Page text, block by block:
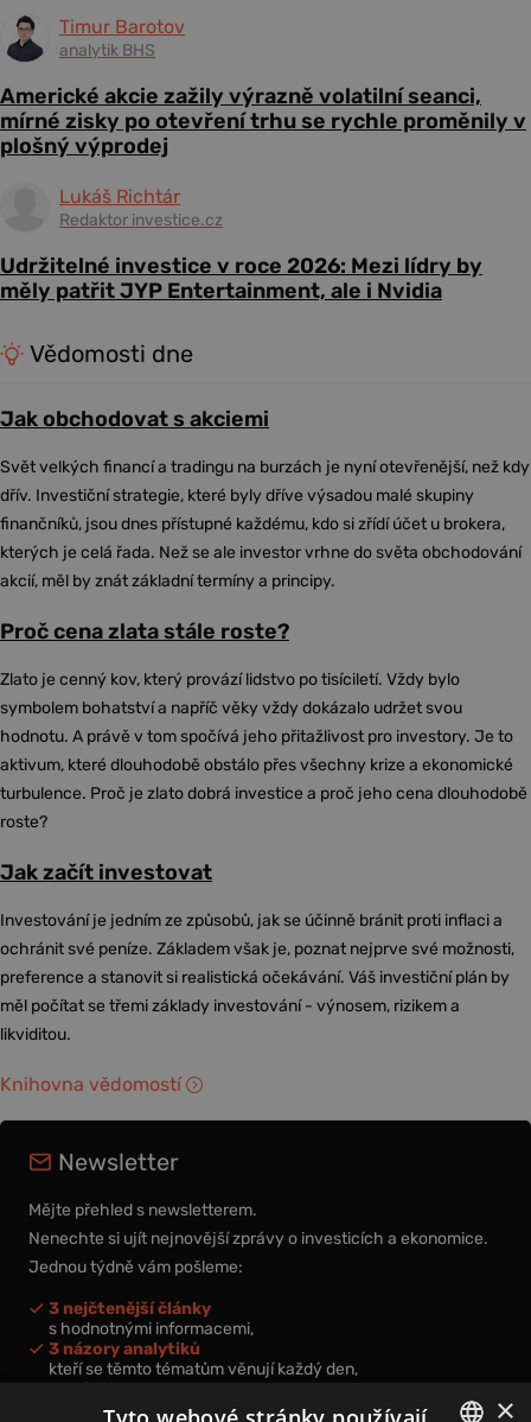
Timur Barotov
analytik BHS
Americké akcie zažily výrazně volatilní seanci,
mírné zisky po otevření trhu se rychle proměnily v
plošný výprodej
Lukáš Richtár
Redaktor investice.cz
Udržitelné investice v roce 2026: Mezi lídry by
měly patřit JYP Entertainment, ale i Nvidia
Vědomosti dne
Jak obchodovat s akciemi
Svět velkých financí a tradingu na burzách je nyní otevřenější, než kdy
dřív. Investiční strategie, které byly dříve výsadou malé skupiny
finančníků, jsou dnes přístupné každému, kdo si zřídí účet u brokera,
kterých je celá řada. Než se ale investor vrhne do světa obchodování
akcií, měl by znát základní termíny a principy.
Proč cena zlata stále roste?
Zlato je cenný kov, který provází lidstvo po tisíciletí. Vždy bylo
symbolem bohatství a napříč věky vždy dokázalo udržet svou
hodnotu. A právě v tom spočívá jeho přitažlivost pro investory. Je to
aktivum, které dlouhodobě obstálo přes všechny krize a ekonomické
turbulence. Proč je zlato dobrá investice a proč jeho cena dlouhodobě
roste?
Jak začít investovat
Investování je jedním ze způsobů, jak se účinně bránit proti inflaci a
ochránit své peníze. Základem však je, poznat nejprve své možnosti,
preference a stanovit si realistická očekávání. Váš investiční plán by
měl počítat se třemi základy investování - výnosem, rizikem a
likviditou.
Knihovna vědomostí
Newsletter
Mějte přehled s newsletterem.
Nenechte si ujít nejnovější zprávy o investicích a ekonomice.
Jednou týdně vám pošleme:
3 nejčtenější články
s hodnotnými informacemi,
3 názory analytiků
kteří se těmto tématům věnují každý den,
nová videa a podcasty
k prohloubení vašich znalostí.
×